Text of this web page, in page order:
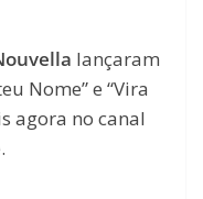
lançaram
Nome” e “Vira
agora no canal